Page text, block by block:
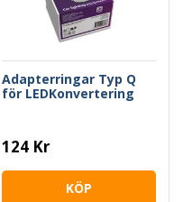
Adapterringar Typ Q
för LEDKonvertering
124 Kr
KÖP